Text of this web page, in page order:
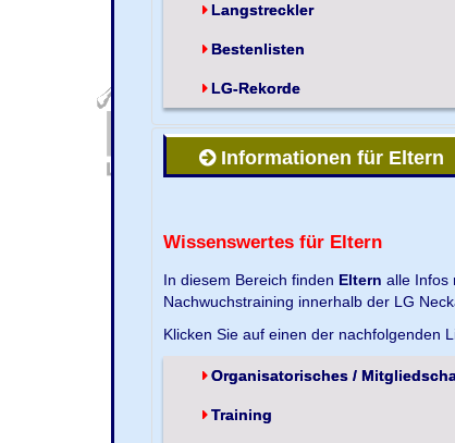
Langstreckler
Bestenlisten
LG-Rekorde
Informationen für Eltern
Wissenswertes für Eltern
In diesem Bereich finden Eltern alle Infos
Nachwuchstraining innerhalb der LG
Klicken Sie auf einen der nachfolgenden
Organisatorisches /
Training